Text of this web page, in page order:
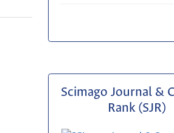
Scimago Journal &
Rank (SJR)